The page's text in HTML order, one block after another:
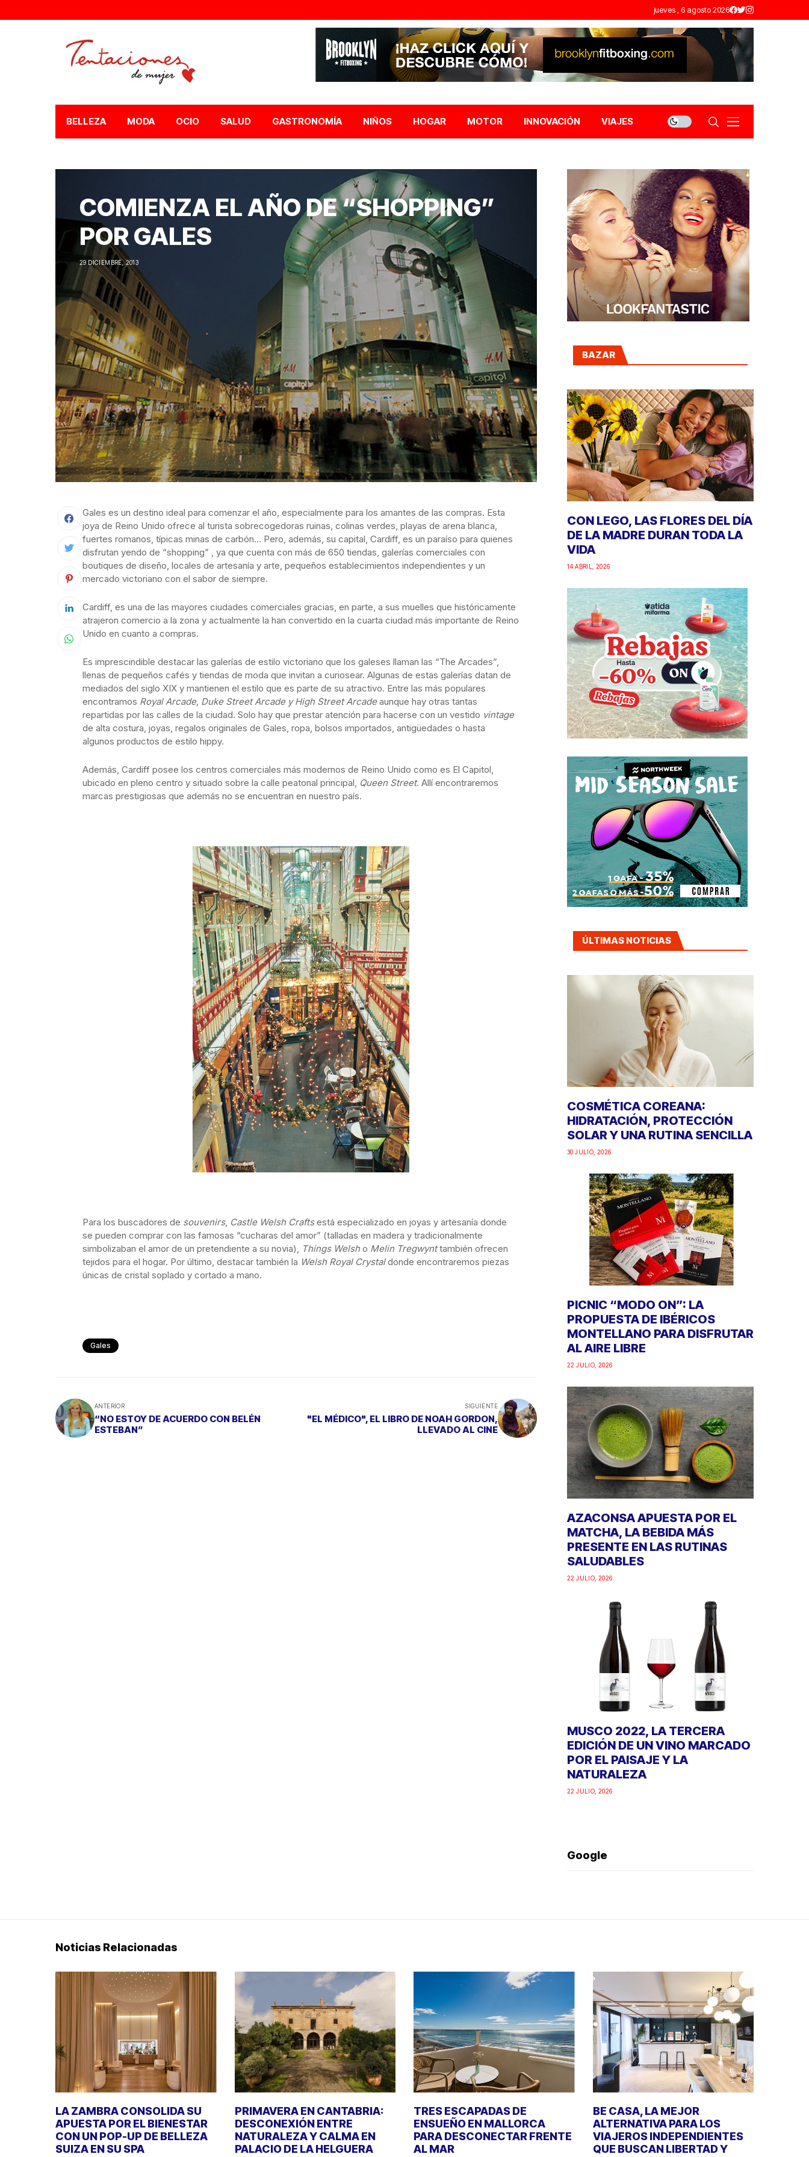
jueves , 6 agosto 2026
BELLEZA MODA OCIO SALUD GASTRONOMÍA NIÑOS HOGAR MOTOR INNOVACIÓN VIAJES
COMIENZA EL AÑO DE “SHOPPING”
POR GALES
29 DICIEMBRE, 2013
Gales es un destino ideal para comenzar el año, especialmente para los amantes de las compras. Esta
joya de Reino Unido ofrece al turista sobrecogedoras ruinas, colinas verdes, playas de arena blanca,
fuertes romanos, típicas minas de carbón… Pero, además, su capital, Cardiff, es un paraíso para quienes
disfrutan yendo de “shopping” , ya que cuenta con más de 650 tiendas, galerías comerciales con
boutiques de diseño, locales de artesanía y arte, pequeños establecimientos independientes y un
mercado victoriano con el sabor de siempre.
Cardiff, es una de las mayores ciudades comerciales gracias, en parte, a sus muelles que históricamente
atrajeron comercio a la zona y actualmente la han convertido en la cuarta ciudad más importante de Reino
Unido en cuanto a compras.
Es imprescindible destacar las galerías de estilo victoriano que los galeses llaman las “The Arcades”,
llenas de pequeños cafés y tiendas de moda que invitan a curiosear. Algunas de estas galerías datan de
mediados del siglo XIX y mantienen el estilo que es parte de su atractivo. Entre las más populares
encontramos Royal Arcade, Duke Street Arcade y High Street Arcadeaunque hay otras tantas
repartidas por las calles de la ciudad. Solo hay que prestar atención para hacerse con un vestido vintage
de alta costura, joyas, regalos originales de Gales, ropa, bolsos importados, antigüedades o hasta
algunos productos de estilo hippy.
Además, Cardiff posee los centros comerciales más modernos de Reino Unido como es El Capitol,
ubicado en pleno centro y situado sobre la calle peatonal principal, Queen Street. Allí encontraremos
marcas prestigiosas que además no se encuentran en nuestro país.
Para los buscadores de souvenirs, Castle Welsh Craftsestá especializado en joyas y artesanía donde
se pueden comprar con las famosas “cucharas del amor” (talladas en madera y tradicionalmente
simbolizaban el amor de un pretendiente a su novia), Things Welsh o Melin Tregwynttambién ofrecen
tejidos para el hogar. Por último, destacar también la Welsh Royal Crystaldonde encontraremos piezas
únicas de cristal soplado y cortado a mano.
Gales
ANTERIOR
“NO ESTOY DE ACUERDO CON BELÉN
ESTEBAN”
SIGUIENTE
"EL MÉDICO", EL LIBRO DE NOAH GORDON,
LLEVADO AL CINE
BAZAR
CON LEGO, LAS FLORES DEL DÍA
DE LA MADRE DURAN TODA LA
VIDA
14 ABRIL, 2026
ÚLTIMAS NOTICIAS
COSMÉTICA COREANA:
HIDRATACIÓN, PROTECCIÓN
SOLAR Y UNA RUTINA SENCILLA
30 JULIO, 2026
PICNIC “MODO ON”: LA
PROPUESTA DE IBÉRICOS
MONTELLANO PARA DISFRUTAR
AL AIRE LIBRE
22 JULIO, 2026
AZACONSA APUESTA POR EL
MATCHA, LA BEBIDA MÁS
PRESENTE EN LAS RUTINAS
SALUDABLES
22 JULIO, 2026
MUSCO 2022, LA TERCERA
EDICIÓN DE UN VINO MARCADO
POR EL PAISAJE Y LA
NATURALEZA
22 JULIO, 2026
Google
Noticias Relacionadas
LA ZAMBRA CONSOLIDA SU
APUESTA POR EL BIENESTAR
CON UN POP-UP DE BELLEZA
SUIZA EN SU SPA
PRIMAVERA EN CANTABRIA:
DESCONEXIÓN ENTRE
NATURALEZA Y CALMA EN
PALACIO DE LA HELGUERA
TRES ESCAPADAS DE
ENSUEÑO EN MALLORCA
PARA DESCONECTAR FRENTE
AL MAR
BE CASA, LA MEJOR
ALTERNATIVA PARA LOS
VIAJEROS INDEPENDIENTES
QUE BUSCAN LIBERTAD Y